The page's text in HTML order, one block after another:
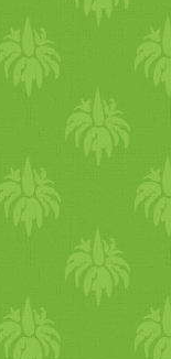
híg,
-
a
bodás: